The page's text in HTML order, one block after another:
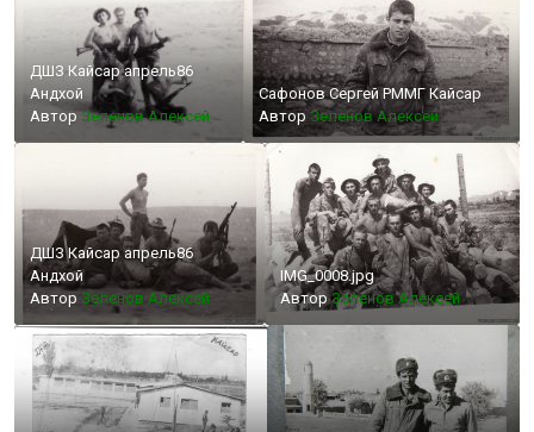
ДШЗ Кайсар апрель86
Андхой
АвторЗеленов Алексей
Сафонов Сергей РММГ Кайсар
Автор Зеленов Алексей
ДШЗ Кайсар апрель86
Андхой
Автор Зеленов Алексей
IMG_0008.jpg
АвторЗеленов Алексей